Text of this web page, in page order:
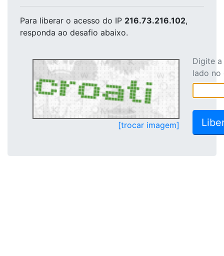
Para liberar o acesso do IP 216.73.216.102,
responda ao desafio abaixo.
[trocar imagem]
Digite
lado no